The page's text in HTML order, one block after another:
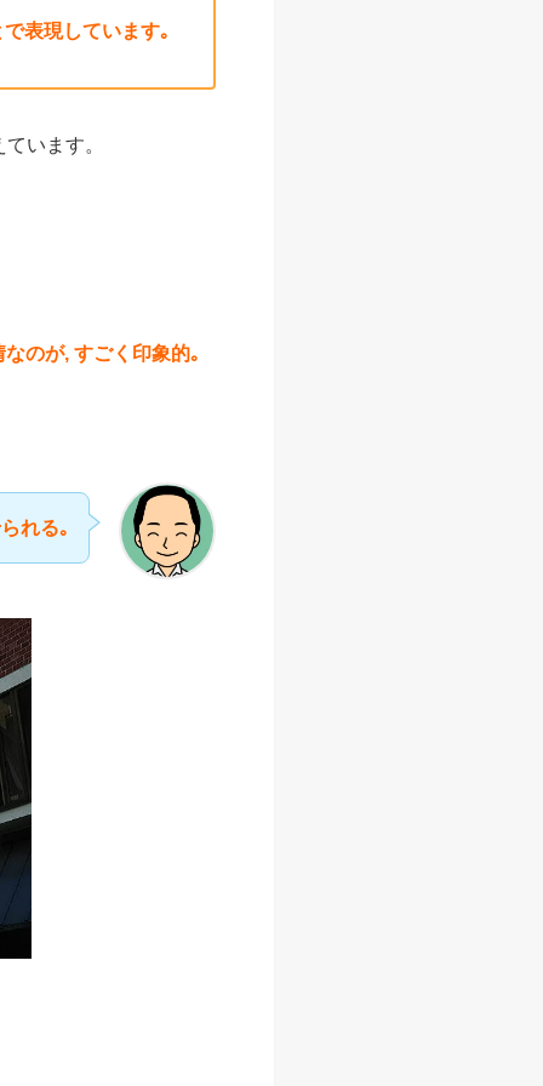
表現しています｡
います。
のが, すごく印象的｡
れる｡